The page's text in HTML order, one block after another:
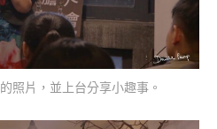
照片，並上台分享小趣事。